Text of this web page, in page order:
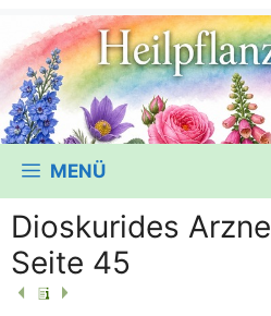
MENÜ
Dioskurides
Seite 45